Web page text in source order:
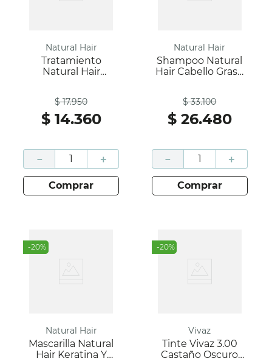
Natural Hair
Tratamiento
Natural Hair
Caja 200Ml; Natural
Hair
$ 17.950
$ 14.360
＋
－
comprar
Natural Hair
Shampoo Natural
Hair Cabello Graso
$ 33.100
$ 26.480
＋
－
comprar
-20%
Natural Hair
Mascarilla Natural
Hair Keratina Y
-20%
Vivaz
Tinte Vivaz 3.00
Castaño Oscuro